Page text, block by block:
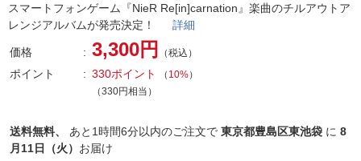
スマートフォンゲーム『NieR Re[in]carnation』楽曲のチルアウトア
レンジアルバムが発売決定！ 詳細
価格 3,300円 （税込）
ポイント 330ポイント （ 10%）
（330円相当）
送料無料、 あと 1時間6分以内のご注文で 東京都豊島区東池袋 に 8
月11日（火） お届け